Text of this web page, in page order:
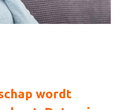
wordt